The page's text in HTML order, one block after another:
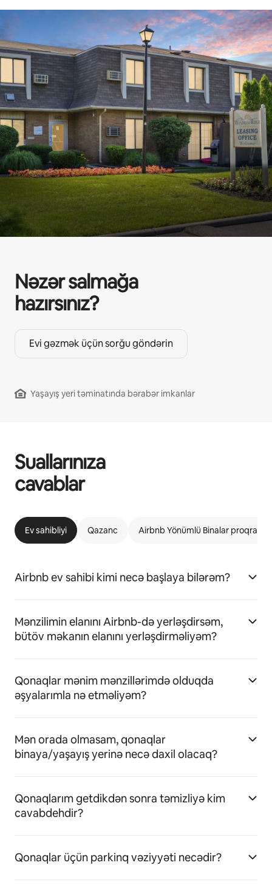
Nəzər salmağa
hazırsınız?
Evi gəzmək üçün sorğu göndərin
Yaşayış yeri təminatında bərabər imkanlar
Suallarınıza
cavablar
Ev sahibliyi Qazanc Airbnb Yönümlü Binalar proqramı
Airbnb ev sahibi kimi necə başlaya bilərəm?
Mənzilimin elanını Airbnb-də yerləşdirsəm,
bütöv məkanın elanını yerləşdirməliyəm?
Qonaqlar mənim mənzillərimdə olduqda
əşyalarımla nə etməliyəm?
Mən orada olmasam, qonaqlar
binaya/yaşayış yerinə necə daxil olacaq?
Qonaqlarım getdikdən sonra təmizliyə kim
cavabdehdir?
Qonaqlar üçün parkinq vəziyyəti necədir?